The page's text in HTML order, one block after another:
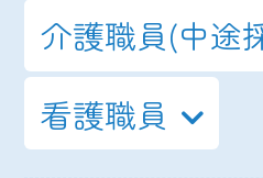
介護職員(中途
看護職員